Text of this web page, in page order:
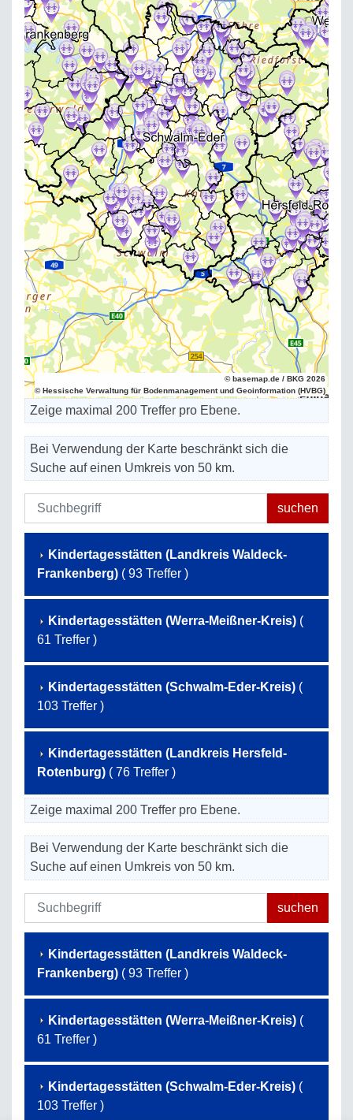
© basemap.de / BKG 2026
© Hessische Verwaltung für Bodenmanagement und Geoinformation (HVBG)
Zeige maximal 200 Treffer pro Ebene.
Bei Verwendung der Karte beschränkt sich die
Suche auf einen Umkreis von 50 km.
Kindertagesstätten (Landkreis Waldeck-
Frankenberg) ( 93 Treffer )
Kindertagesstätten (Werra-Meißner-Kreis) (
61 Treffer )
Kindertagesstätten (Schwalm-Eder-Kreis) (
103 Treffer )
Kindertagesstätten (Landkreis Hersfeld-
Rotenburg) ( 76 Treffer )
Zeige maximal 200 Treffer pro Ebene.
Bei Verwendung der Karte beschränkt sich die
Suche auf einen Umkreis von 50 km.
Kindertagesstätten (Landkreis Waldeck-
Frankenberg) ( 93 Treffer )
Kindertagesstätten (Werra-Meißner-Kreis) (
61 Treffer )
Kindertagesstätten (Schwalm-Eder-Kreis) (
103 Treffer )